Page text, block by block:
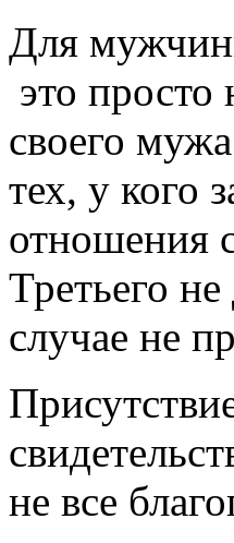
Для
это просто
своего
тех, у кого
отношения
Третьего
случае не
не все